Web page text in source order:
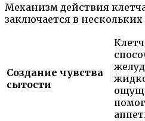
Механизм действия
заключается в
Создание чувства
сытости